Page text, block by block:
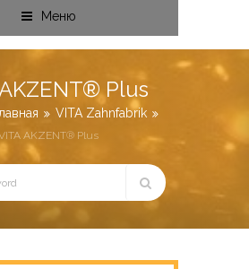
Меню
Plus
VITA Zahnfabrik
AKZENT® Plus